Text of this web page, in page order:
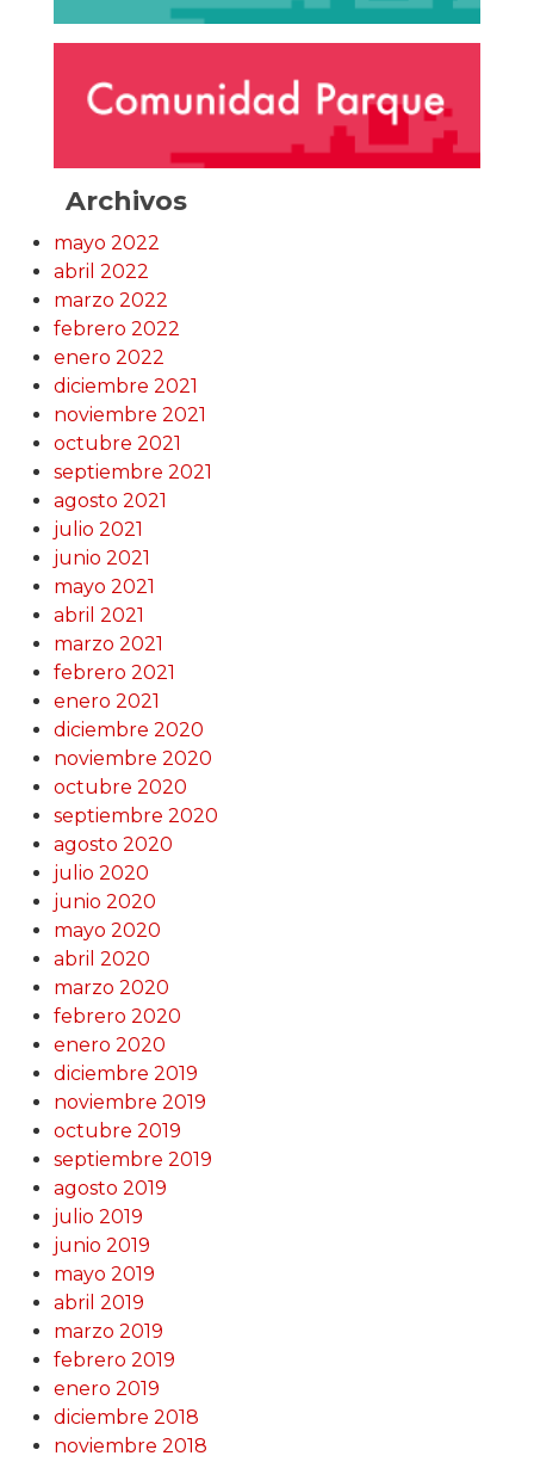
Archivos
mayo 2022
abril 2022
marzo 2022
febrero 2022
enero 2022
diciembre 2021
noviembre 2021
octubre 2021
septiembre 2021
agosto 2021
julio 2021
junio 2021
mayo 2021
abril 2021
marzo 2021
febrero 2021
enero 2021
diciembre 2020
noviembre 2020
octubre 2020
septiembre 2020
agosto 2020
julio 2020
junio 2020
mayo 2020
abril 2020
marzo 2020
febrero 2020
enero 2020
diciembre 2019
noviembre 2019
octubre 2019
septiembre 2019
agosto 2019
julio 2019
junio 2019
mayo 2019
abril 2019
marzo 2019
febrero 2019
enero 2019
diciembre 2018
noviembre 2018